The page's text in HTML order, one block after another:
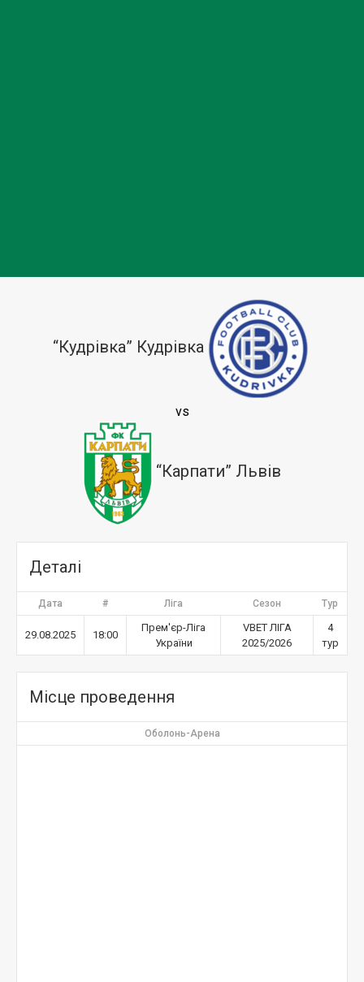
“Кудрівка” Кудрівка
vs
“Карпати” Львів
Деталі
Дата # Ліга Сезон Тур
29.08.2025 18:00
Прем'єр-Ліга
України
VBET ЛІГА
2025/2026
4
тур
Місце проведення
Оболонь-Арена